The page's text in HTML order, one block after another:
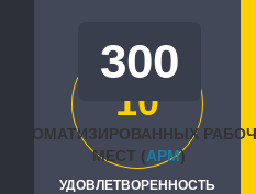
10
УДОВЛЕТВОРЕННОСТЬ
300
АВТОМАТИЗИРОВАННЫХ
МЕСТ (APM)